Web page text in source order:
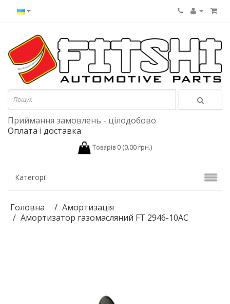
Приймання замовлень - цілодобово
Оплата і доставка
Товарів 0 (0.00 грн.)
Категорії
Головна
Амортизація
Амортизатор газомасляний FT 2946-10AC